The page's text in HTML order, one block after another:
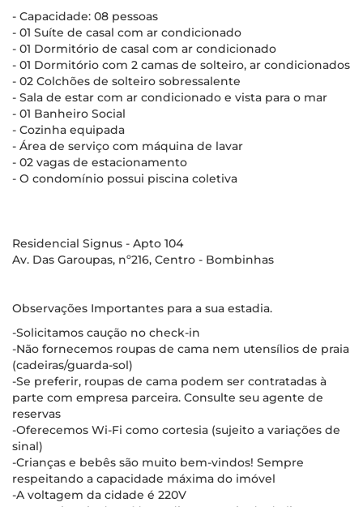
- Capacidade: 08 pessoas
- 01 Suíte de casal com ar condicionado
- 01 Dormitório de casal com ar condicionado
- 01 Dormitório com 2 camas de solteiro, ar condicionados
- 02 Colchões de solteiro sobressalente
- Sala de estar com ar condicionado e vista para o mar
- 01 Banheiro Social
- Cozinha equipada
- Área de serviço com máquina de lavar
- 02 vagas de estacionamento
- O condomínio possui piscina coletiva
Residencial Signus - Apto 104
Av. Das Garoupas, nº216, Centro - Bombinhas
Observações Importantes para a sua estadia.
-Solicitamos caução no check-in
-Não fornecemos roupas de cama nem utensílios de praia
(cadeiras/guarda-sol)
-Se preferir, roupas de cama podem ser contratadas à
parte com empresa parceira. Consulte seu agente de
reservas
-Oferecemos Wi-Fi como cortesia (sujeito a variações de
sinal)
-Crianças e bebês são muito bem-vindos! Sempre
respeitando a capacidade máxima do imóvel
-A voltagem da cidade é 220V